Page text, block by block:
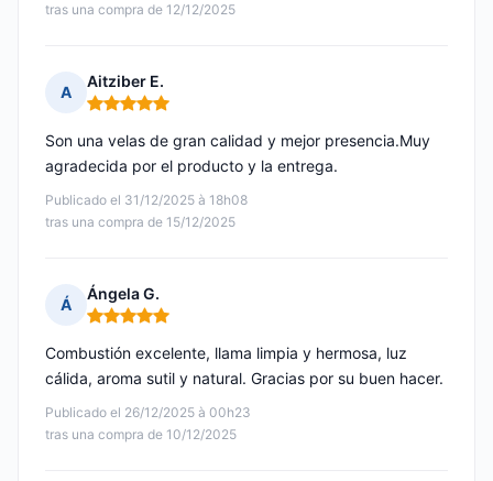
tras una compra de 12/12/2025
A
Aitziber E.
Nota: 5 de 5
Publicado el 31/12/2025 à 18h08
tras una compra de 15/12/2025
Son una velas de gran calidad y mejor presencia.Muy
agradecida por el producto y la entrega.
Á
Ángela G.
Nota: 5 de 5
Publicado el 26/12/2025 à 00h23
tras una compra de 10/12/2025
Combustión excelente, llama limpia y hermosa, luz
cálida, aroma sutil y natural. Gracias por su buen hacer.